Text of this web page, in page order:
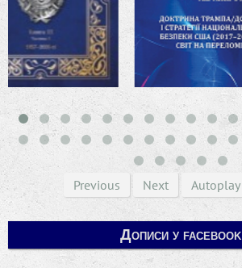
Previous Next Autoplay
Дописи у facebook